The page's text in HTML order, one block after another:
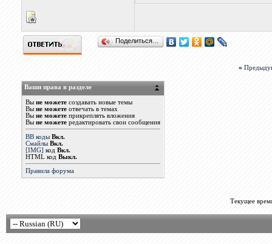
Поделиться…
«
Ваши права в разделе
Вы не можетесоздавать новые темы
Вы не можетеотвечать в темах
Вы не можетеприкреплять вложения
Вы не можетередактировать свои сообщения
BB коды Вкл.
Смайлы Вкл.
[IMG] код Вкл.
HTML код Выкл.
Правила форума
Текущее